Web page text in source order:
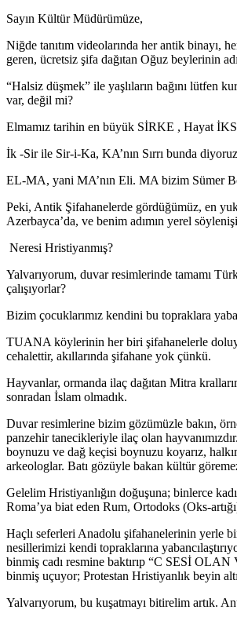
Sayın Kültür Müdürümüze,
Niğde tanıtım videolarında her antik
geren, ücretsiz şifa dağıtan Oğuz beylerinin
“Halsiz düşmek” ile yaşlıların bağını lütfen
var, değil mi?
Elmamız tarihin en büyük SİRKE , Hayat
İk -Sir ile Sir-i-Ka, KA’nın Sırrı bunda
EL-MA, yani MA’nın Eli. MA bizim Sümer
Peki, Antik Şifahanelerde gördüğümüz, en
Azerbayca’da, ve benim adımın yerel
Neresi Hristiyanmış?
Yalvarıyorum, duvar resimlerinde tamamı
çalışıyorlar?
Bizim çocuklarımız kendini bu topraklara
TUANA köylerinin her biri şifahanelerle
cehalettir, akıllarında şifahane yok çünkü.
Hayvanlar, ormanda ilaç dağıtan Mitra
sonradan İslam olmadık.
Duvar resimlerine bizim gözümüzle bakın,
panzehir tanecikleriyle ilaç olan
boynuzu ve dağ keçisi boynuzu koyarız,
arkeologlar. Batı gözüyle bakan kültür
Gelelim Hristiyanlığın doğuşuna; binlerce
Roma’ya biat eden Rum, Ortodoks (Oks-
Haçlı seferleri Anadolu şifahanelerinin yerle
nesillerimizi kendi topraklarına
binmiş cadı resmine baktırıp “C SESİ
binmiş uçuyor; Protestan Hristiyanlık beyin
Yalvarıyorum, bu kuşatmayı bitirelim artık.